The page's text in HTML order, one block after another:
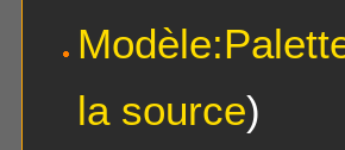
la source)